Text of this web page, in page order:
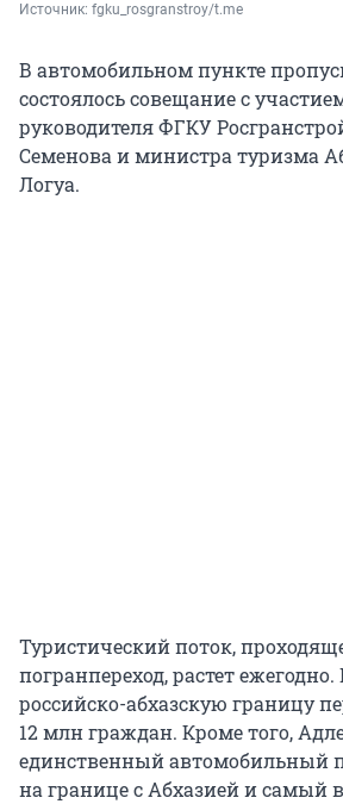
Источник: fgku_rosgranstroy/t.me
В автомобильном пункте
состоялось совещание с
руководителя ФГКУ
Семенова и министра туризма
Логуа.
Туристический поток,
погранпереход, растет
российско-абхазскую границу
12 млн граждан. Кроме того,
единственный автомобильный
на границе с Абхазией и самый